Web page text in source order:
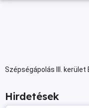
Szépségápolás III.
Hirdetések